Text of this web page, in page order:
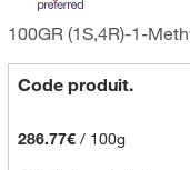
100GR (1S,4R)-1-
Code produit.
286.77€/ 100g